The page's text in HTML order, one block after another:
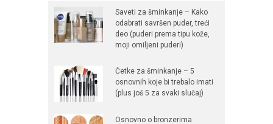
Saveti za šminkanje – Kako
odabrati savršen puder, treći
deo (puderi prema tipu kože,
moji omiljeni puderi)
Četke za šminkanje – 5
osnovnih koje bi trebalo imati
(plus još 5 za svaki slučaj)
Osnovno o bronzerima